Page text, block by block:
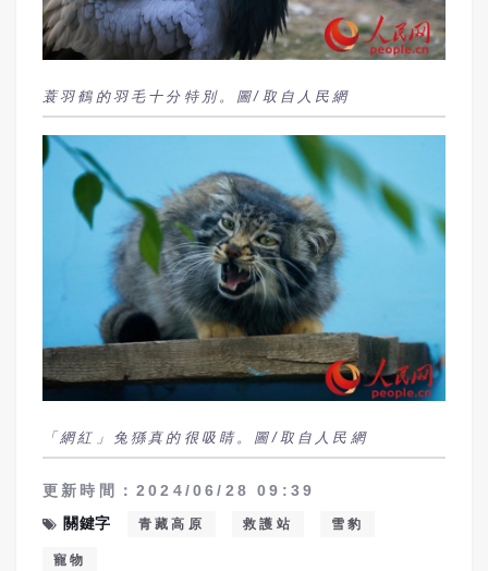
蓑羽鶴的羽毛十分特別。圖/取自人民網
「網紅」兔猻真的很吸睛。圖/取自人民網
更新時間：2024/06/28 09:39
關鍵字
青藏高原 救護站 雪豹
寵物